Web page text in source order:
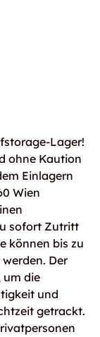
Lager!
ohne Kaution
Einlagern
Wien
sofort Zutritt
können bis zu
Der
um die
und
getrackt.